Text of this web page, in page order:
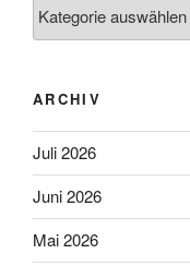
ARCHIV
Juli 2026
Juni 2026
Mai 2026